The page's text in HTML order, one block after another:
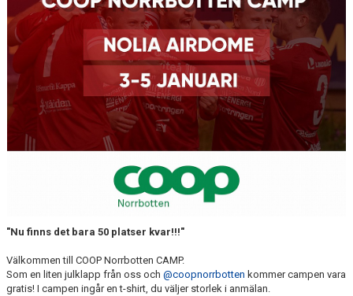
"Nu finns det bara 50 platser kvar!!!"
Välkommen till COOP Norrbotten CAMP.
Som en liten julklapp från oss och @coopnorrbotten kommer campen vara
gratis! I campen ingår en t-shirt, du väljer storlek i anmälan.